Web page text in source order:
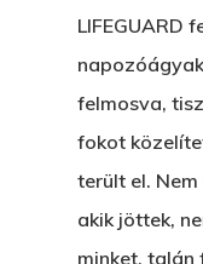
LIFEGUARD
felmosva,
fokot
terült el.
akik jöttek,
minket, talán